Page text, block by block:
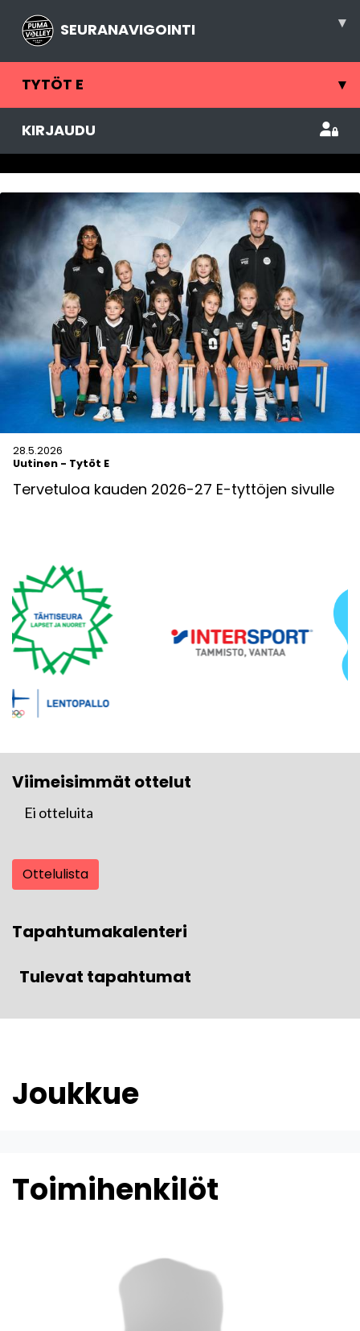
SEURANAVIGOINTI ▾
TYTÖT E ▾
KIRJAUDU
28.5.2026
Uutinen - Tytöt E
Tervetuloa kauden 2026-27 E-tyttöjen sivulle
Viimeisimmät ottelut
Ei otteluita
Ottelulista
Tapahtumakalenteri
Tulevat tapahtumat
Joukkue
Toimihenkilöt